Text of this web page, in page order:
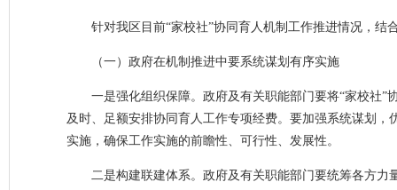
针对我区目前“家校社”协同育人机制工作推进情况，
（一）政府在机制推进中要系统谋划有序实施
一是强化组织保障。政府及有关职能部门要将“家校社
及时、足额安排协同育人工作专项经费。要加强系统谋划
实施，确保工作实施的前瞻性、可行性、发展性。
二是构建联建体系。政府及有关职能部门要统筹各方力